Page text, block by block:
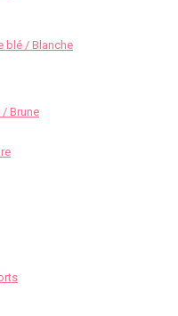
blé / Blanche
Brune